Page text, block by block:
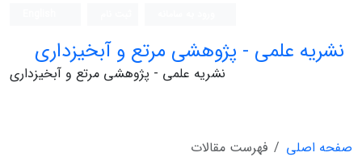
نشریه علمی - پژوهشی مرتع و آبخیزداری
نشریه علمی - پژوهشی مرتع و آبخیزداری
صفحه اصلی
فهرست مقالات